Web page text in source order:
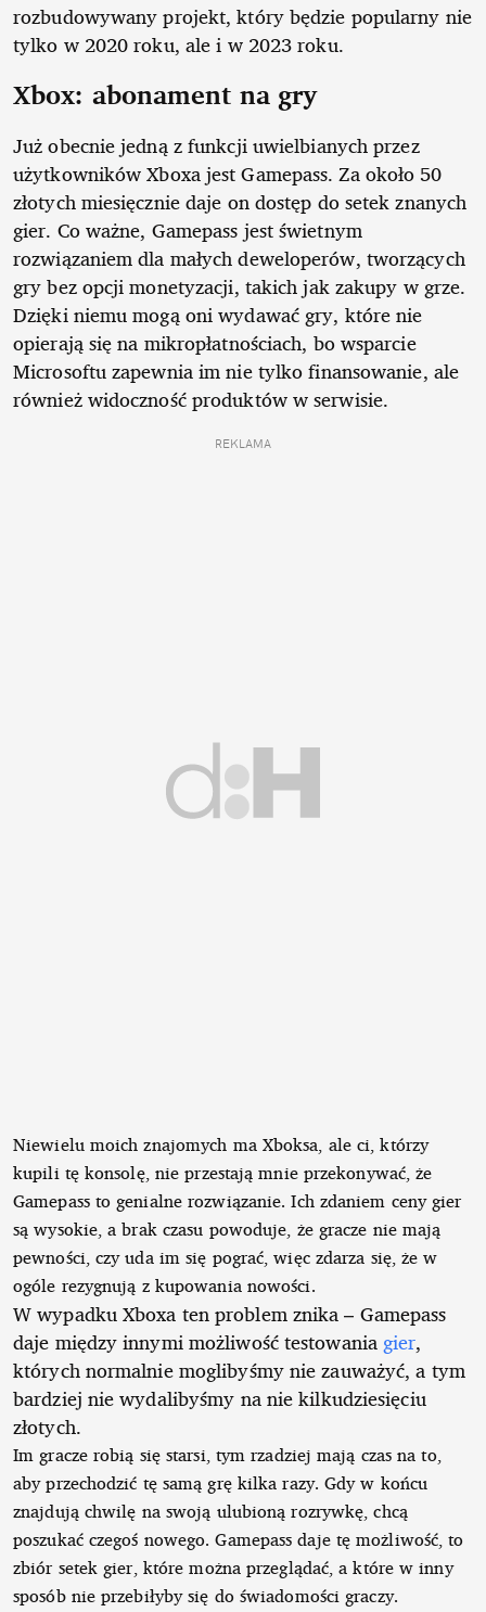
rozbudowywany projekt, który będzie popularny nie
tylko w 2020 roku, ale i w 2023 roku.
Xbox: abonament na gry
Już obecnie jedną z funkcji uwielbianych przez
użytkowników Xboxa jest Gamepass. Za około 50
złotych miesięcznie daje on dostęp do setek znanych
gier. Co ważne, Gamepass jest świetnym
rozwiązaniem dla małych deweloperów, tworzących
gry bez opcji monetyzacji, takich jak zakupy w grze.
Dzięki niemu mogą oni wydawać gry, które nie
opierają się na mikropłatnościach, bo wsparcie
Microsoftu zapewnia im nie tylko finansowanie, ale
również widoczność produktów w serwisie.
REKLAMA
Niewielu moich znajomych ma Xboksa, ale ci, którzy
kupili tę konsolę, nie przestają mnie przekonywać, że
Gamepass to genialne rozwiązanie. Ich zdaniem ceny gier
są wysokie, a brak czasu powoduje, że gracze nie mają
pewności, czy uda im się pograć, więc zdarza się, że w
ogóle rezygnują z kupowania nowości.
W wypadku Xboxa ten problem znika – Gamepass
daje między innymi możliwość testowaniagier,
których normalnie moglibyśmy nie zauważyć, a tym
bardziej nie wydalibyśmy na nie kilkudziesięciu
złotych.
Im gracze robią się starsi, tym rzadziej mają czas na to,
aby przechodzić tę samą grę kilka razy. Gdy w końcu
znajdują chwilę na swoją ulubioną rozrywkę, chcą
poszukać czegoś nowego. Gamepass daje tę możliwość, to
zbiór setek gier, które można przeglądać, a które w inny
sposób nie przebiłyby się do świadomości graczy.